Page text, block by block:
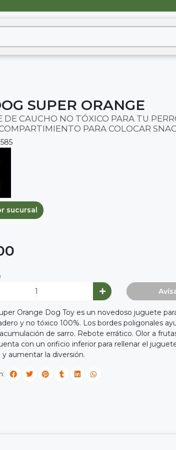
SUPER ORANGE
DE CAUCHO NO TÓXICO PARA TU
PARA COLOCAR
sucursal
Orange Dog Toy es un novedoso juguete
y no tóxico 100%. Los bordes poligonales
de sarro. Rebote errático. Olor a
con un orificio inferior para rellenar el
aumentar la diversión.